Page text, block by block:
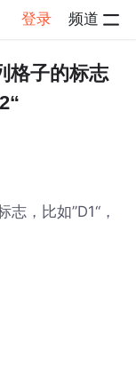
登录 频道
格子的标志
，比如”D1“，